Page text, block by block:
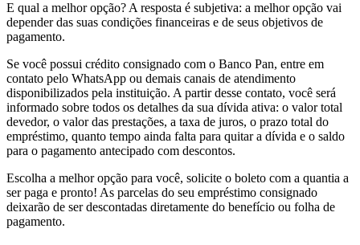
E qual a melhor opção? A resposta é subjetiva: a melhor opção vai
depender das suas condições financeiras e de seus objetivos de
pagamento.
Se você possui crédito consignado com o Banco Pan, entre em
contato pelo WhatsApp ou demais canais de atendimento
disponibilizados pela instituição. A partir desse contato, você será
informado sobre todos os detalhes da sua dívida ativa: o valor total
devedor, o valor das prestações, a taxa de juros, o prazo total do
empréstimo, quanto tempo ainda falta para quitar a dívida e o saldo
para o pagamento antecipado com descontos.
Escolha a melhor opção para você, solicite o boleto com a quantia a
ser paga e pronto! As parcelas do seu empréstimo consignado
deixarão de ser descontadas diretamente do benefício ou folha de
pagamento.